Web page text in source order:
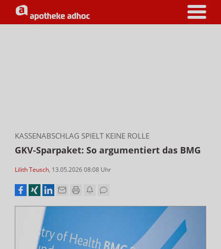
KASSENABSCHLAG SPIELT KEINE ROLLE
GKV-Sparpaket: So argumentiert das BMG
Lilith Teusch, 13.05.2026 08:08 Uhr